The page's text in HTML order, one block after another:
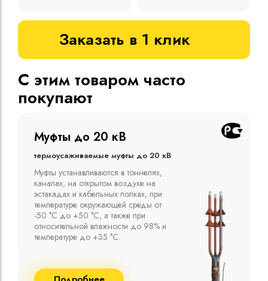
Заказать в 1 клик
С этим товаром часто
покупают
Муфты до 10 кВ
Термоусаживаемые муфты до 10 кВ
Компания ООО "Москабельторг"
предлагает, как соединительные
термоусаживаемые муфты на кабель
напряжением до 10 кВ с изоляцией
из маслопропитанной бумаги и
сшитого полиэтилена собственного
производства